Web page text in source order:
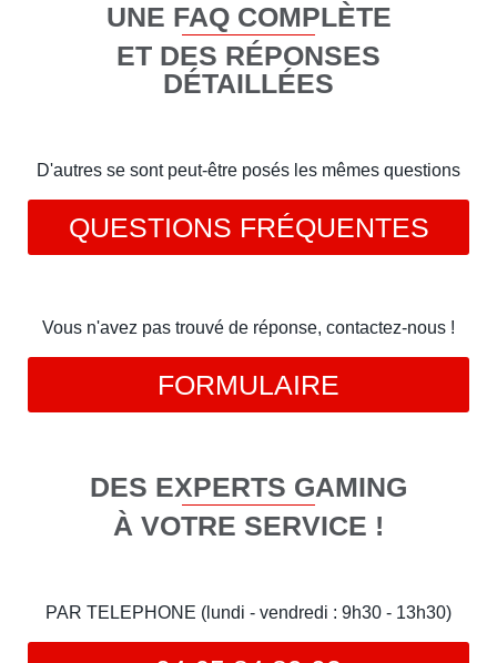
UNE FAQ COMPLÈTE
ET DES RÉPONSES
DÉTAILLÉES
D'autres se sont peut-être posés les mêmes questions
QUESTIONS FRÉQUENTES
Vous n'avez pas trouvé de réponse, contactez-nous !
FORMULAIRE
DES EXPERTS GAMING
À VOTRE SERVICE !
PAR TELEPHONE (lundi - vendredi : 9h30 - 13h30)